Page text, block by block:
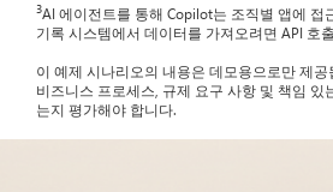
3AI 에이전트를 통해 Copilot는 조직별 앱에 접
기록 시스템에서 데이터를 가져오려면 API 호
이 예제 시나리오의 내용은 데모용으로만 제
비즈니스 프로세스, 규제 요구 사항 및 책임 있
는지 평가해야 합니다.